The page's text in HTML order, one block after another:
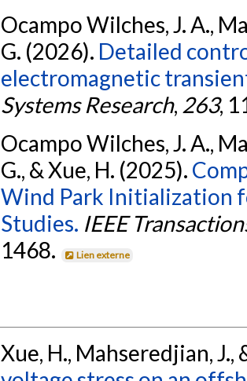
Ocampo Wilches, J. A.,
G. (2026). Detailed
electromagnetic
Systems Research, 263,
Ocampo Wilches, J. A.,
G., & Xue, H. (2025).
Wind Park Initialization
Studies. IEEE
1468.
Lien externe
Xue, H., Mahseredjian,